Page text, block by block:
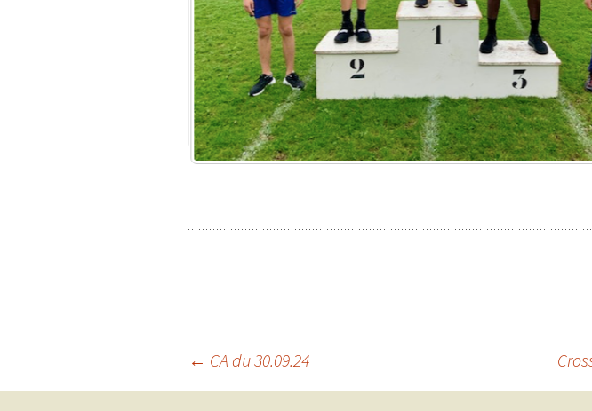
Navigation
← CA du 30.09.24